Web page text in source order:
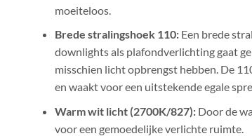
moeiteloos.
Brede stralingshoek 110:Een brede
downlights als plafondverlichting gaat
misschien licht opbrengst hebben. De
en waakt voor een uitstekende egale
Warm wit licht (2700K/827):Door de
voor een gemoedelijke verlichte ruimte.